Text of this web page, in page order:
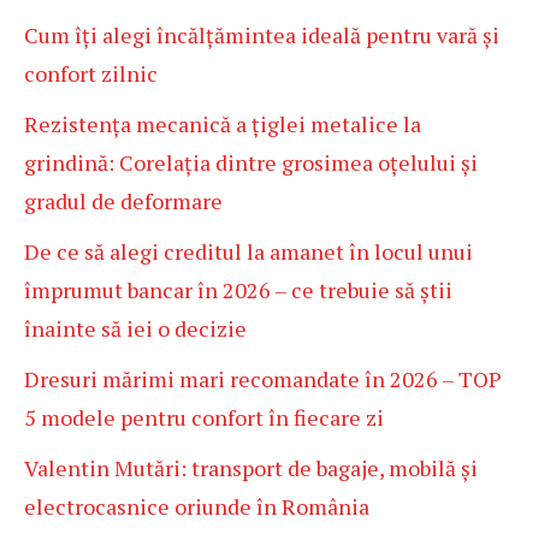
Cum îți alegi încălțămintea ideală pentru vară și
confort zilnic
Rezistența mecanică a țiglei metalice la
grindină: Corelația dintre grosimea oțelului și
gradul de deformare
De ce să alegi creditul la amanet în locul unui
împrumut bancar în 2026 – ce trebuie să știi
înainte să iei o decizie
Dresuri mărimi mari recomandate în 2026 – TOP
5 modele pentru confort în fiecare zi
Valentin Mutări: transport de bagaje, mobilă și
electrocasnice oriunde în România